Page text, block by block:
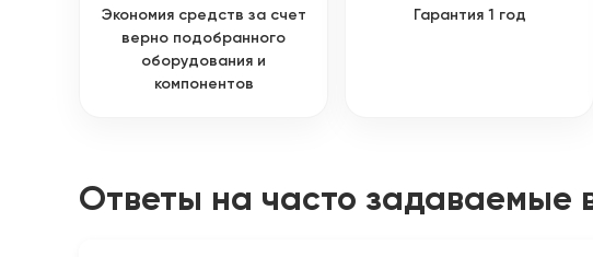
Экономия средств за счет
верно подобранного
оборудования и
компонентов
Гарантия 1 год
Ответы на часто задаваемые